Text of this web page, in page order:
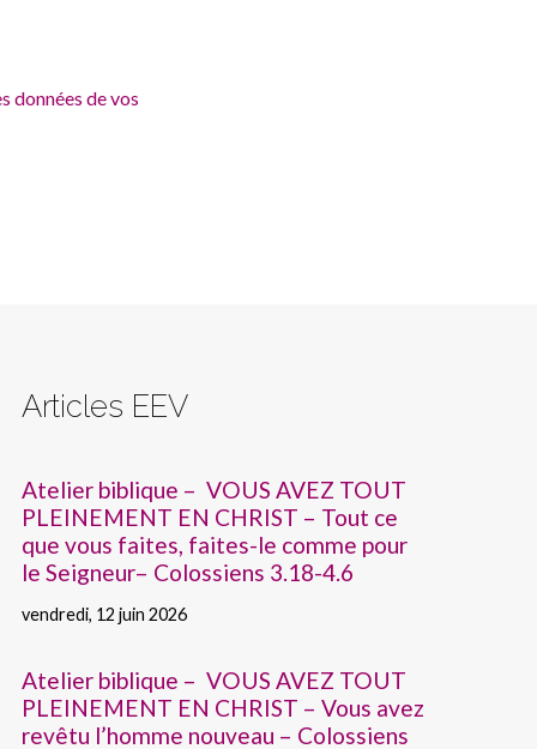
données de vos
Articles EEV
Atelier biblique – VOUS AVEZ TOUT
PLEINEMENT EN CHRIST – Tout ce
que vous faites, faites-le comme pour
le Seigneur– Colossiens 3.18-4.6
vendredi, 12 juin 2026
Atelier biblique – VOUS AVEZ TOUT
PLEINEMENT EN CHRIST – Vous avez
revêtu l’homme nouveau – Colossiens